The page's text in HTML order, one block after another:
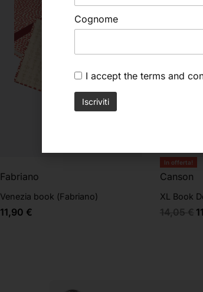
Fabriano
Venezia book (Fabriano)
11,90 €
In offerta!
Canson
XL Book
14,05€
Cognome
I accept the terms and